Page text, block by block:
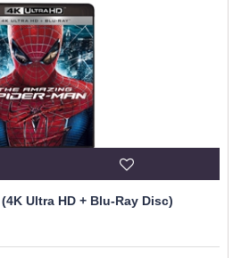
Ultra HD + Blu-Ray Disc)